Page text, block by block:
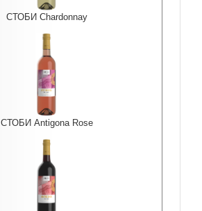
СТОБИ Chardonnay
СТОБИ Antigona Rоse